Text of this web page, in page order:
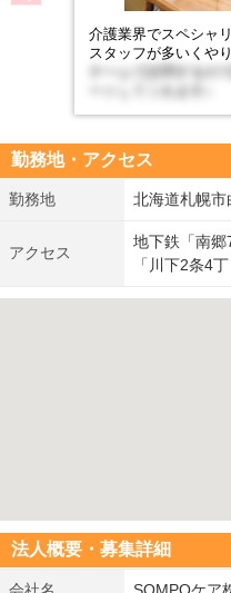
介護業界でスペシャ
スタッフが多いくや
チームで訪問するの
ートしてくれます♪
勤務地・アクセス
勤務地 北海道札幌市
アクセス
地下鉄「南
「川下2条4
法人概要・募集詳細
会社名 SOMPOケア